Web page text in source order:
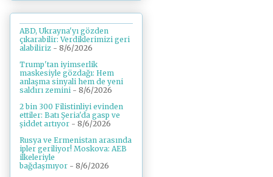
ABD, Ukrayna'yı gözden
çıkarabilir: Verdiklerimizi geri
alabiliriz - 8/6/2026
Trump'tan iyimserlik
maskesiyle gözdağı: Hem
anlaşma sinyali hem de yeni
saldırı zemini - 8/6/2026
2 bin 300 Filistinliyi evinden
ettiler: Batı Şeria'da gasp ve
şiddet artıyor - 8/6/2026
Rusya ve Ermenistan arasında
ipler geriliyor! Moskova: AEB
ilkeleriyle
bağdaşmıyor - 8/6/2026